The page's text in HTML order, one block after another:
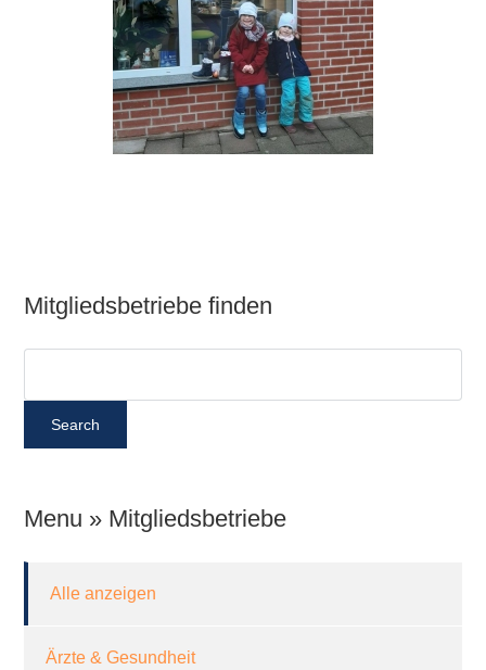
Mitgliedsbetriebe finden
Menu » Mitgliedsbetriebe
Alle anzeigen
Ärzte & Gesundheit